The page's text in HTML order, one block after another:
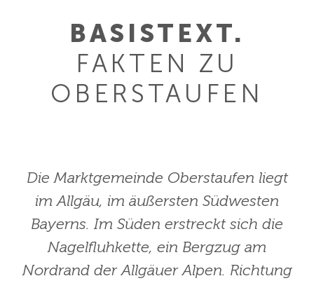
BASISTEXT.
FAKTEN ZU
OBERSTAUFEN
Die Marktgemeinde Oberstaufen liegt
im Allgäu, im äußersten Südwesten
Bayerns. Im Süden erstreckt sich die
Nagelfluhkette, ein Bergzug am
Nordrand der Allgäuer Alpen. Richtung